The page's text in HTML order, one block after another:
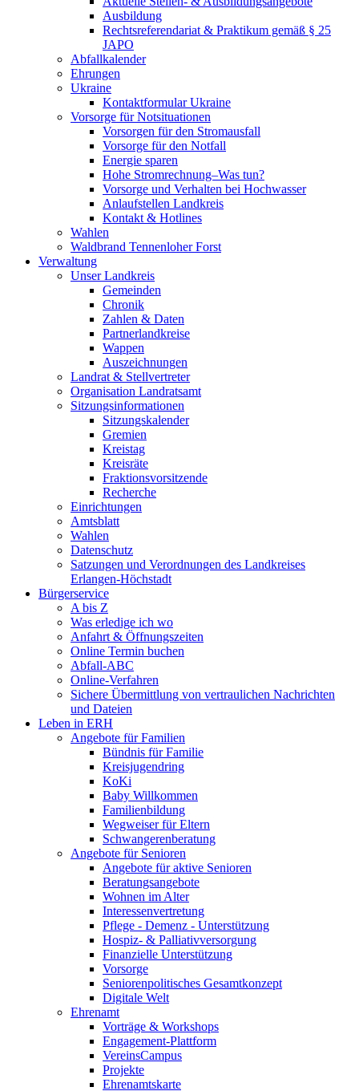
Ausbildung
Rechtsreferendariat & Praktikum gemäß § 25
JAPO
Abfallkalender
Ehrungen
Ukraine
Kontaktformular Ukraine
Vorsorge für Notsituationen
Vorsorgen für den Stromausfall
Vorsorge für den Notfall
Energie sparen
Hohe Stromrechnung–Was tun?
Vorsorge und Verhalten bei Hochwasser
Anlaufstellen Landkreis
Kontakt & Hotlines
Wahlen
Waldbrand Tennenloher Forst
Verwaltung
Unser Landkreis
Gemeinden
Chronik
Zahlen & Daten
Partnerlandkreise
Wappen
Auszeichnungen
Landrat & Stellvertreter
Organisation Landratsamt
Sitzungsinformationen
Sitzungskalender
Gremien
Kreistag
Kreisräte
Fraktionsvorsitzende
Recherche
Einrichtungen
Amtsblatt
Wahlen
Datenschutz
Satzungen und Verordnungen des Landkreises
Erlangen-Höchstadt
Bürgerservice
A bis Z
Was erledige ich wo
Anfahrt & Öffnungszeiten
Online Termin buchen
Abfall-ABC
Online-Verfahren
Sichere Übermittlung von vertraulichen Nachrichten
und Dateien
Leben in ERH
Angebote für Familien
Bündnis für Familie
Kreisjugendring
KoKi
Baby Willkommen
Familienbildung
Wegweiser für Eltern
Schwangerenberatung
Angebote für Senioren
Angebote für aktive Senioren
Beratungsangebote
Wohnen im Alter
Interessenvertretung
Pflege - Demenz - Unterstützung
Hospiz- & Palliativversorgung
Finanzielle Unterstützung
Vorsorge
Seniorenpolitisches Gesamtkonzept
Digitale Welt
Ehrenamt
Vorträge & Workshops
Engagement-Plattform
VereinsCampus
Projekte
Ehrenamtskarte